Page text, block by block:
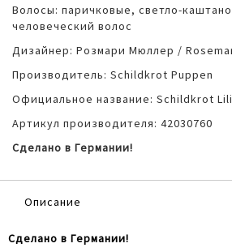
Волосы: паричковые, светло-
человеческий волос
Дизайнер: Розмари Мюллер /
Производитель: Schildkrot Puppen
Официальное название: Schildkrot
Артикул производителя: 42030760
Сделано в Германии!
Описание
Сделано в Германии!